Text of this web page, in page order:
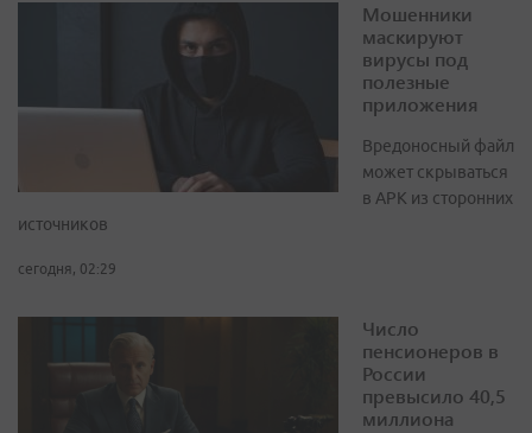
Мошенники
маскируют
вирусы под
полезные
приложения
Вредоносный файл
может скрываться
в APK из сторонних
источников
сегодня, 02:29
Число
пенсионеров в
России
превысило 40,5
миллиона